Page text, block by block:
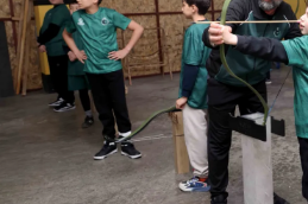
Haber Arşivi